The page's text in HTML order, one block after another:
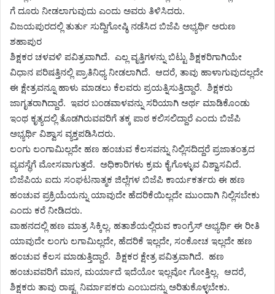
ಗೆ ದೂರು ನೀಡಲಾಗುವುದು ಎಂದು ಅವರು ತಿಳಿಸಿದರು.
ವಿಜಯಪುರದಲ್ಲಿ ತುರ್ತು ಸುದ್ದಿಗೋಷ್ಠಿ ನಡೆಸಿದ ಬಿಜೆಪಿ ಅಭ್ಯರ್ಥಿ ಅರುಣ
ಶಹಾಪುರ
ಶಿಕ್ಷಕರ ಚಳವಳಿ ಪವಿತ್ರವಾಗಿದೆ. ಎಲ್ಲ ವೃತ್ತಿಗಳನ್ನು ಬಿಟ್ಟು ಶಿಕ್ಷಕರಿಗಾಗಿಯೇ
ವಿಧಾನ ಪರಿಷತ್ತಿನಲ್ಲಿ ಪ್ರಾತಿನಿಧ್ಯ ನೀಡಲಾಗಿದೆ. ಆದರೆ, ತಾವು ಹಾಳಾಗುವುದಲ್ಲದೇ
ಈ ಕ್ಷೇತ್ರವನ್ನೂ ಹಾಳು ಮಾಡಲು ಕೆಲವರು ಪ್ರಯತ್ನಿಸುತ್ತಿದ್ದಾರೆ. ಶಿಕ್ಷಕರು
ಜಾಗೃತರಾಗಿದ್ದಾರೆ. ಇವರ ಬಂಡವಾಳವನ್ನು ಸರಿಯಾಗಿ ಅರ್ಥ ಮಾಡಿಕೊಂಡು
ಇಂಥ ಕೃತ್ಯದಲ್ಲಿ ತೊಡಗಿರುವವರಿಗೆ ತಕ್ಕ ಪಾಠ ಕಲಿಸಲಿದ್ದಾರೆ ಎಂದು ಬಿಜೆಪಿ
ಅಭ್ಯರ್ಥಿ ವಿಶ್ವಾಸ ವ್ಯಕ್ತಪಡಿಸಿದರು.
ಲಂಗು ಲಂಗಾಮಿಲ್ಲದೇ ಹಣ ಹಂಚುವ ಕೆಲಸವನ್ನು ನಿಲ್ಲಿಸದಿದ್ದರೆ ಪ್ರಜಾತಂತ್ರದ
ವ್ಯವಸ್ಥೆಗೆ ಮೋಸವಾಗುತ್ತದೆ. ಅಧಿಕಾರಿಗಳು ಕ್ರಮ ಕೈಗೊಳ್ಳುವ ವಿಶ್ವಾಸವಿದೆ.
ಬಿಜೆಪಿಯ ಐದು ಸಂಘಟನಾತ್ಮಕ ಜಿಲ್ಲೆಗಳ ಬಿಜೆಪಿ ಕಾರ್ಯಕರ್ತರು ಈ ಹಣ
ಹಂಚುವ ಪ್ರಕ್ರಿಯೆಯನ್ನು ಯಾವುದೇ ಹೆದರಿಕೆಯಿಲ್ಲದೇ ಮುಂದಾಗಿ ನಿಲ್ಲಿಸಬೇಕು
ಎಂದು ಕರೆ ನೀಡಿದರು.
ವಾಹನದಲ್ಲಿ ಹಣ ಮಾತ್ರ ಸಿಕ್ಕಿಲ್ಲ. ಹತಾಶೆಯಲ್ಲಿರುವ ಕಾಂಗ್ರೆಸ್ ಅಭ್ಯರ್ಥಿ ಈ ರೀತಿ
ಯಾವುದೇ ಲಂಗು ಲಗಾಮಿಲ್ಲದೇ, ಹೆದರಿಕೆ ಇಲ್ಲದೇ, ಸಂಕೋಚ ಇಲ್ಲದೇ ಹಣ
ಹಂಚುವ ಕೆಲಸ ಮಾಡುತ್ತಿದ್ದಾರೆ. ಶಿಕ್ಷಕರ ಕ್ಷೇತ್ರ ಪವಿತ್ರವಾಗಿದೆ. ಹಣ
ಹಂಚುವವರಿಗೆ ಮಾನ, ಮರ್ಯಾದೆ ಇದೆಯೋ ಇಲ್ಲವೋ ಗೋತ್ತಿಲ್ಲ. ಆದರೆ,
ಶಿಕ್ಷಕರು ತಾವು ರಾಷ್ಟ್ರ ನಿರ್ಮಾಪಕರು ಎಂಬುದನ್ನು ಅರಿತುಕೊಳ್ಳಬೇಕು.